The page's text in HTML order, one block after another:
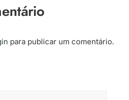
para publicar um comentário.